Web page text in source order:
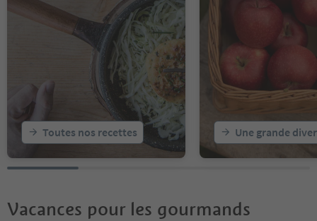
Toutes nos recettes Une grande
Vacances pour les gourmands